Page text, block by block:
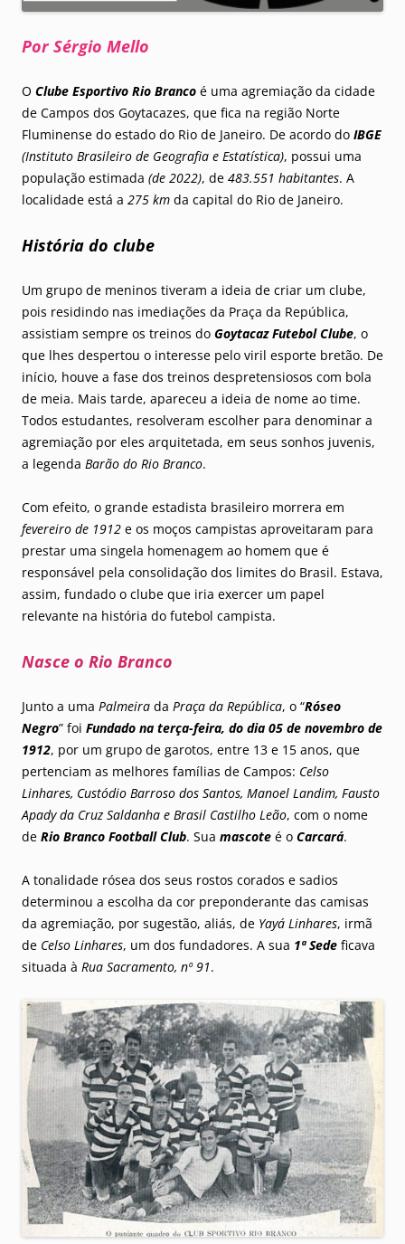
Por Sérgio Mello
O Clube Esportivo Rio Branco é uma agremiação da cidade
de Campos dos Goytacazes, que fica na região Norte
Fluminense do estado do Rio de Janeiro. De acordo do IBGE
(Instituto Brasileiro de Geografia e Estatística), possui uma
população estimada (de 2022), de 483.551 habitantes. A
localidade está a 275 km da capital do Rio de Janeiro.
História do clube
Um grupo de meninos tiveram a ideia de criar um clube,
pois residindo nas imediações da Praça da República,
assistiam sempre os treinos do Goytacaz Futebol Clube, o
que lhes despertou o interesse pelo viril esporte bretão. De
início, houve a fase dos treinos despretensiosos com bola
de meia. Mais tarde, apareceu a ideia de nome ao time.
Todos estudantes, resolveram escolher para denominar a
agremiação por eles arquitetada, em seus sonhos juvenis,
a legenda Barão do Rio Branco.
Com efeito, o grande estadista brasileiro morrera em
fevereiro de 1912 e os moços campistas aproveitaram para
prestar uma singela homenagem ao homem que é
responsável pela consolidação dos limites do Brasil. Estava,
assim, fundado o clube que iria exercer um papel
relevante na história do futebol campista.
Nasce o Rio Branco
Junto a uma Palmeira da Praça da República, o “Róseo
Negro” foi Fundado na terça-feira, do dia 05 de novembro de
1912, por um grupo de garotos, entre 13 e 15 anos, que
pertenciam as melhores famílias de Campos: Celso
Linhares, Custódio Barroso dos Santos, Manoel Landim, Fausto
Apady da Cruz Saldanha e Brasil Castilho Leão, com o nome
de Rio Branco Football Club. Sua mascote é o Carcará.
A tonalidade rósea dos seus rostos corados e sadios
determinou a escolha da cor preponderante das camisas
da agremiação, por sugestão, aliás, de Yayá Linhares, irmã
de Celso Linhares, um dos fundadores. A sua 1ª Sede ficava
situada à Rua Sacramento, nº 91.